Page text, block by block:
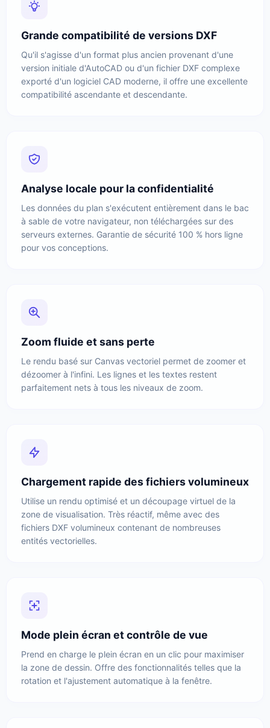
Grande compatibilité de versions DXF
Qu'il s'agisse d'un format plus ancien provenant d'une
version initiale d'AutoCAD ou d'un fichier DXF complexe
exporté d'un logiciel CAD moderne, il offre une excellente
compatibilité ascendante et descendante.
Analyse locale pour la confidentialité
Les données du plan s'exécutent entièrement dans le bac
à sable de votre navigateur, non téléchargées sur des
serveurs externes. Garantie de sécurité 100 % hors ligne
pour vos conceptions.
Zoom fluide et sans perte
Le rendu basé sur Canvas vectoriel permet de zoomer et
dézoomer à l'infini. Les lignes et les textes restent
parfaitement nets à tous les niveaux de zoom.
Chargement rapide des fichiers volumineux
Utilise un rendu optimisé et un découpage virtuel de la
zone de visualisation. Très réactif, même avec des
fichiers DXF volumineux contenant de nombreuses
entités vectorielles.
Mode plein écran et contrôle de vue
Prend en charge le plein écran en un clic pour maximiser
la zone de dessin. Offre des fonctionnalités telles que la
rotation et l'ajustement automatique à la fenêtre.